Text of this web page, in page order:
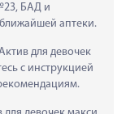
БАД и
аптеки.
для девочек
с инструкцией